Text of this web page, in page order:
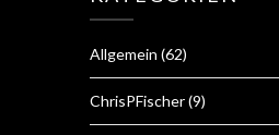
Allgemein (62)
ChrisPFischer(9)